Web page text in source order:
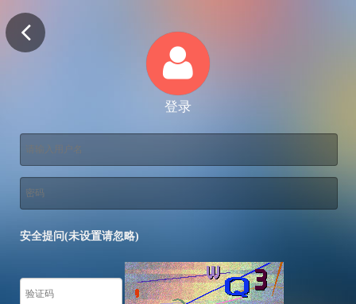
登录
安全提问(未设置请忽略)